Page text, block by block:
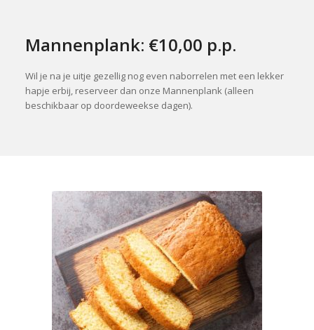
Mannenplank: €10,00 p.p.
Wil je na je uitje gezellig nog even naborrelen met een lekker
hapje erbij, reserveer dan onze Mannenplank (alleen
beschikbaar op doordeweekse dagen).